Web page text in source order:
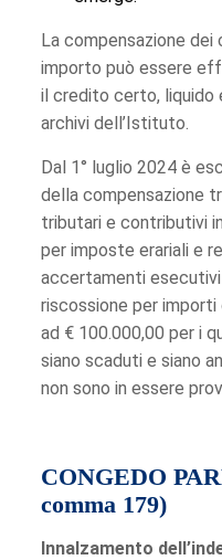
La compensazione dei
importo può essere
il credito certo, liquido
archivi dell’Istituto.
Dal 1° luglio 2024 è
della compensazione
tributari e contributivi
per imposte erariali e
accertamenti
riscossione per
ad € 100.000,00 per i
siano scaduti e siano
non sono in essere
CONGEDO
comma 179)
Innalzamento